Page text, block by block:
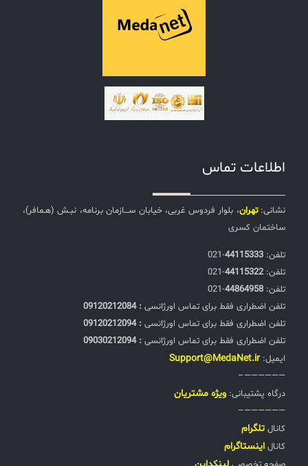
اطلاعات تماس
نشانی:تهران، بلوار فردوس غربی، خیابان ســـازمان برنامه، نبـش (هـمافر)،
ساختمان کسری
تلفن:‌ 44115333
-021
تلفن:‌44115322
-021
تلفن:‌ 44864958
-021
تلفن اضطراری فقط برای تماس اورژانسی : 09120212084
تلفن اضطراری فقط برای تماس اورژانسی : 09120212094
تلفن اضطراری فقط برای تماس اورژانسی : 09030212094
ایمیل: Support@MedaNet.ir
——————–
درگاه پشتیبانی: ويژه مشتریان
——————–
کانال تلگرام
کانال اینستاگرام